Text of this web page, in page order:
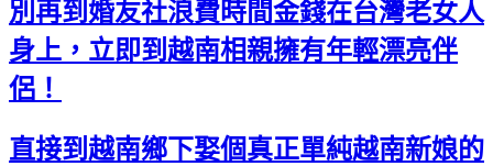
別再到婚友社浪費時間金錢在台灣老女人
身上，立即到越南相親擁有年輕漂亮伴
侶！
直接到越南鄉下娶個真正單純越南新娘的